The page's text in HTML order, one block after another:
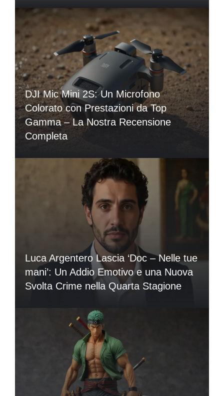
DJI Mic Mini 2S: Un Microfono
Colorato con Prestazioni da Top
Gamma – La Nostra Recensione
Completa
Luca Argentero Lascia ‘Doc – Nelle tue
mani’: Un Addio Emotivo e una Nuova
Svolta Crime nella Quarta Stagione